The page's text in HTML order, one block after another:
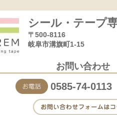
シール・テープ
〒500-8116
岐阜市溝旗町1-15
お問い合わせ
0585-74-0113